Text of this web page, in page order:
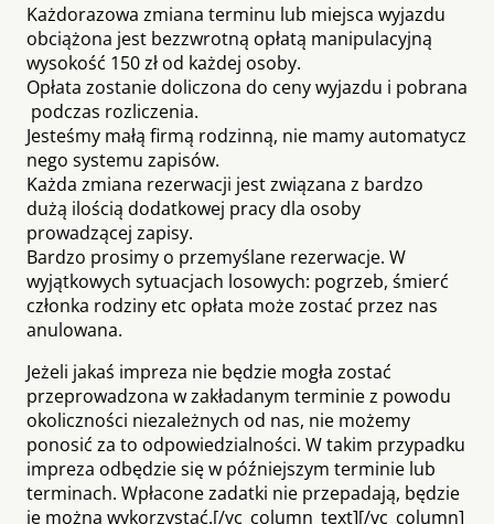
Każdorazowa zmiana terminu lub miejsca wyjazdu
obciążona jest bezzwrotną opłatą manipulacyjną
wysokość 150 zł od każdej osoby.
Opłata zostanie doliczona do ceny wyjazdu i pobrana
podczas rozliczenia.
Jesteśmy małą firmą rodzinną, nie mamy automatycz
nego systemu zapisów.
Każda zmiana rezerwacji jest związana z bardzo
dużą ilością dodatkowej pracy dla osoby
prowadzącej zapisy.
Bardzo prosimy o przemyślane rezerwacje. W
wyjątkowych sytuacjach losowych: pogrzeb, śmierć
członka rodziny etc opłata może zostać przez nas
anulowana.
Jeżeli jakaś impreza nie będzie mogła zostać
przeprowadzona w zakładanym terminie z powodu
okoliczności niezależnych od nas, nie możemy
ponosić za to odpowiedzialności. W takim przypadku
impreza odbędzie się w późniejszym terminie lub
terminach. Wpłacone zadatki nie przepadają, będzie
je można wykorzystać.[/vc_column_text][/vc_column]